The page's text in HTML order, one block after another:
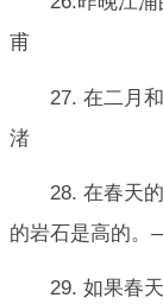
甫
27. 在二月
渚
28. 在春天
的岩石是高的
29. 如果春